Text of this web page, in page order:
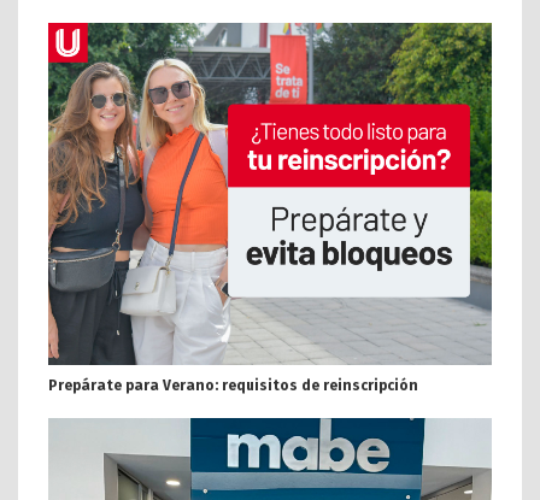
Prepárate para Verano: requisitos de reinscripción